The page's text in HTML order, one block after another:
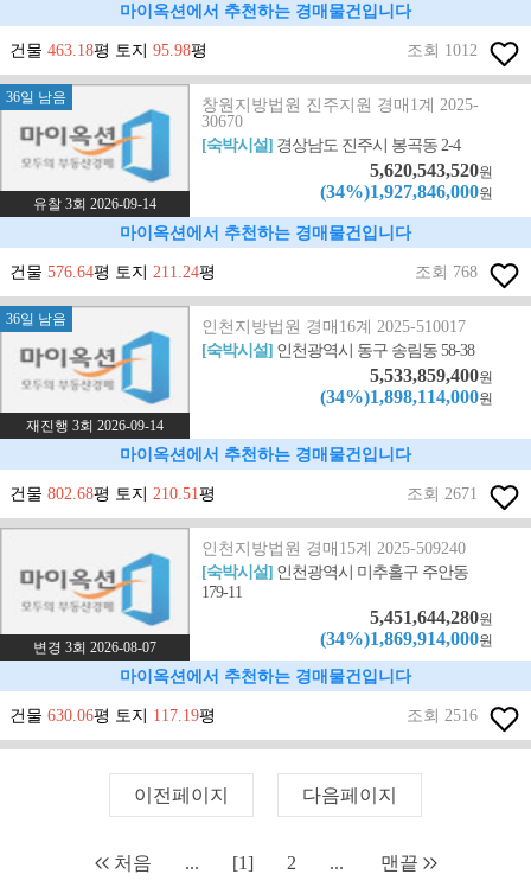
마이옥션에서 추천하는 경매물건입니다
건물 463.18평 토지 95.98평 조회 1012
36일 남음
유찰 3회 2026-09-14
창원지방법원 진주지원 경매1계 2025-
30670
[숙박시설] 경상남도 진주시 봉곡동 2-4
5,620,543,520원
(34%)1,927,846,000원
마이옥션에서 추천하는 경매물건입니다
건물 576.64평 토지 211.24평 조회 768
36일 남음
재진행 3회 2026-09-14
인천지방법원 경매16계 2025-510017
[숙박시설] 인천광역시 동구 송림동 58-38
5,533,859,400원
(34%)1,898,114,000원
마이옥션에서 추천하는 경매물건입니다
건물 802.68평 토지 210.51평 조회 2671
변경 3회 2026-08-07
인천지방법원 경매15계 2025-509240
[숙박시설] 인천광역시 미추홀구 주안동
179-11
5,451,644,280원
(34%)1,869,914,000원
마이옥션에서 추천하는 경매물건입니다
건물 630.06평 토지 117.19평 조회 2516
이전페이지 다음페이지
처음 ... [1] 2 ... 맨끝